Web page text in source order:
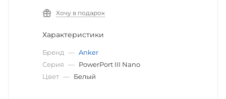
Хочу в подарок
Характеристики
Бренд — Anker
Серия — PowerPort III Nano
Цвет — Белый